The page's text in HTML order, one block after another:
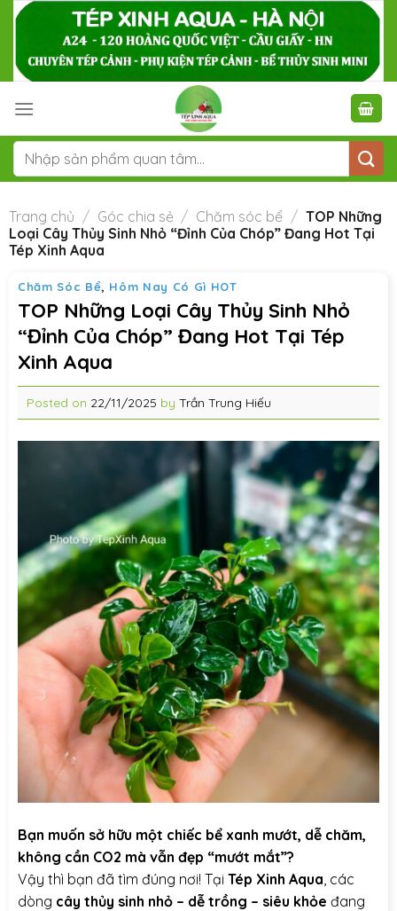
Skip
content
Tìm
kiếm:
Trang chủ / Góc chia sẻ / Chăm sóc bể / TOP Những
Loại Cây Thủy Sinh Nhỏ “Đỉnh Của Chóp” Đang Hot Tại
Tép Xinh Aqua
Chăm Sóc Bể, Hôm Nay Có Gì HOT
TOP Những Loại Cây Thủy Sinh Nhỏ
“Đỉnh Của Chóp” Đang Hot Tại Tép
Xinh Aqua
Posted on 22/11/2025 by Trần Trung Hiếu
Bạn muốn sở hữu một chiếc bể xanh mướt, dễ chăm,
không cần CO2 mà vẫn đẹp “mướt mắt”?
Vậy thì bạn đã tìm đúng nơi! Tại Tép Xinh Aqua , các
dòng cây thủy sinh nhỏ – dễ trồng – siêu khỏe đang